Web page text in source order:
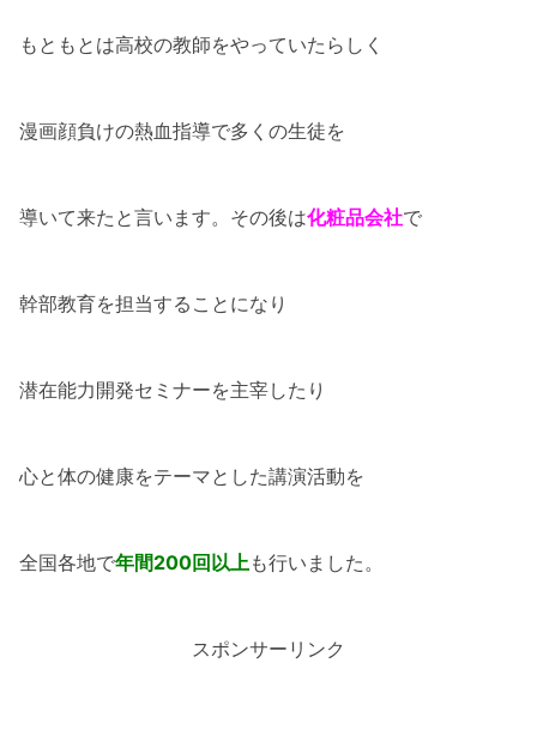
もともとは高校の教師をやっていたらしく
漫画顔負けの熱血指導で多くの生徒を
導いて来たと言います。その後は化粧品会社で
幹部教育を担当することになり
潜在能力開発セミナーを主宰したり
心と体の健康をテーマとした講演活動を
全国各地で年間200回以上も行いました。
スポンサーリンク